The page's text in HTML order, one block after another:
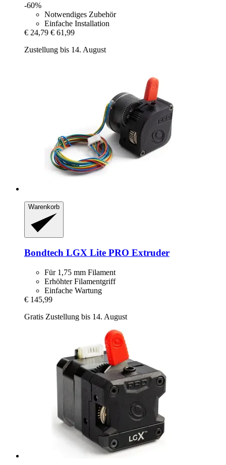
-60%
Notwendiges Zubehör
Einfache Installation
€ 24,79 € 61,99
Zustellung bis 14. August
Warenkorb
Bondtech LGX Lite PRO Extruder
Für 1,75 mm Filament
Erhöhter Filamentgriff
Einfache Wartung
€ 145,99
Gratis Zustellung bis 14. August